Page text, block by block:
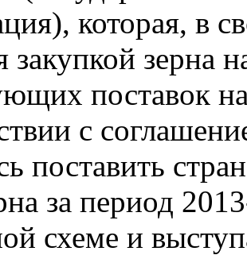
которая, в
закупкой зерна
поставок
с
поставить
за период
схеме и